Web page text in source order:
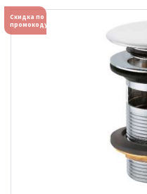
Скидка по
промокоду